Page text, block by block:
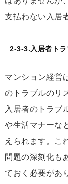
支払わない入居
2-3-3.入居者トラ
マンション経営
のトラブルのリ
入居者のトラブ
や生活マナーな
えられます。こ
問題の深刻化も
ておく必要があ